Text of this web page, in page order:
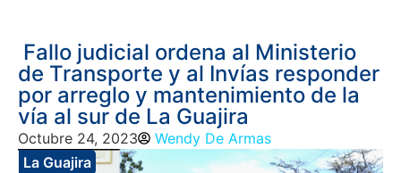
Fallo judicial ordena al Ministerio
de Transporte y al Invías responder
por arreglo y mantenimiento de la
vía al sur de La Guajira
Octubre 24, 2023
Wendy De Armas
La Guajira